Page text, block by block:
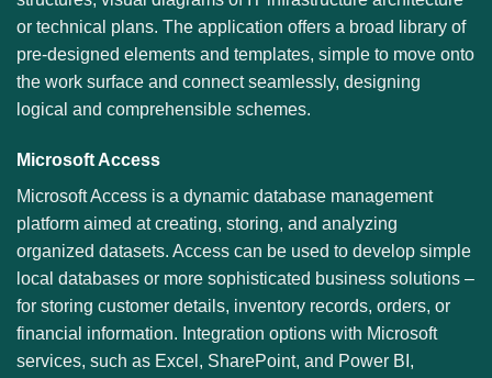
or technical plans. The application offers a broad library of
pre-designed elements and templates, simple to move onto
the work surface and connect seamlessly, designing
logical and comprehensible schemes.
Microsoft Access
Microsoft Access is a dynamic database management
platform aimed at creating, storing, and analyzing
organized datasets. Access can be used to develop simple
local databases or more sophisticated business solutions –
for storing customer details, inventory records, orders, or
financial information. Integration options with Microsoft
services, such as Excel, SharePoint, and Power BI,